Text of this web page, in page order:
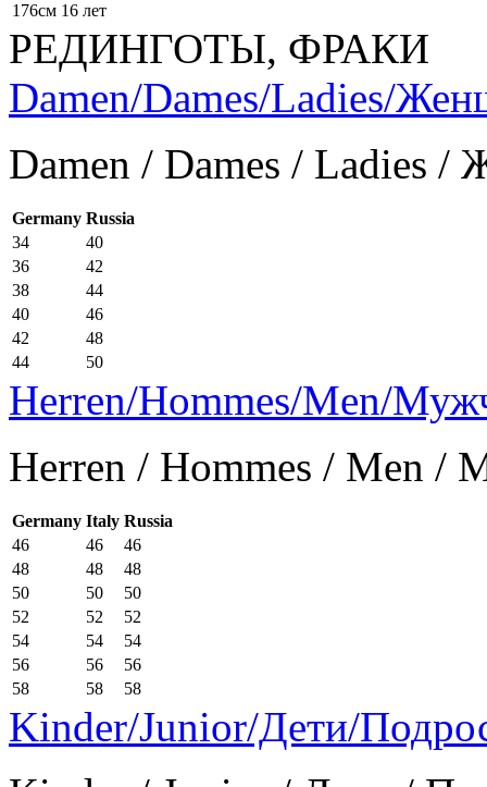
176см 16 лет
РЕДИНГОТЫ, ФРАКИ
Damen/Dames/Ladies/
Damen / Dames / Ladies
Germany Russia
34
40
36
42
38
44
40
46
42
48
44
50
Herren/Hommes/Men/
Herren / Hommes / Men /
Germany Italy Russia
46
46
46
48
48
48
50
50
50
52
52
52
54
54
54
56
56
56
58
58 58
Kinder/Junior/Дети/